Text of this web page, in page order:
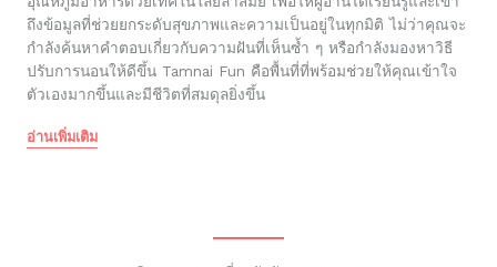
ถึงข้อมูลที่ช่วยยกระดับสุขภาพและความเป็นอยู่ในทุกมิติ ไม่ว่าคุณจะ
กำลังค้นหาคำตอบเกี่ยวกับความฝันที่เห็นซ้ำ ๆ หรือกำลังมองหาวิธี
ปรับการนอนให้ดีขึ้น Tamnai Fun คือพื้นที่ที่พร้อมช่วยให้คุณเข้าใจ
ตัวเองมากขึ้นและมีชีวิตที่สมดุลยิ่งขึ้น
อ่านเพิ่มเติม